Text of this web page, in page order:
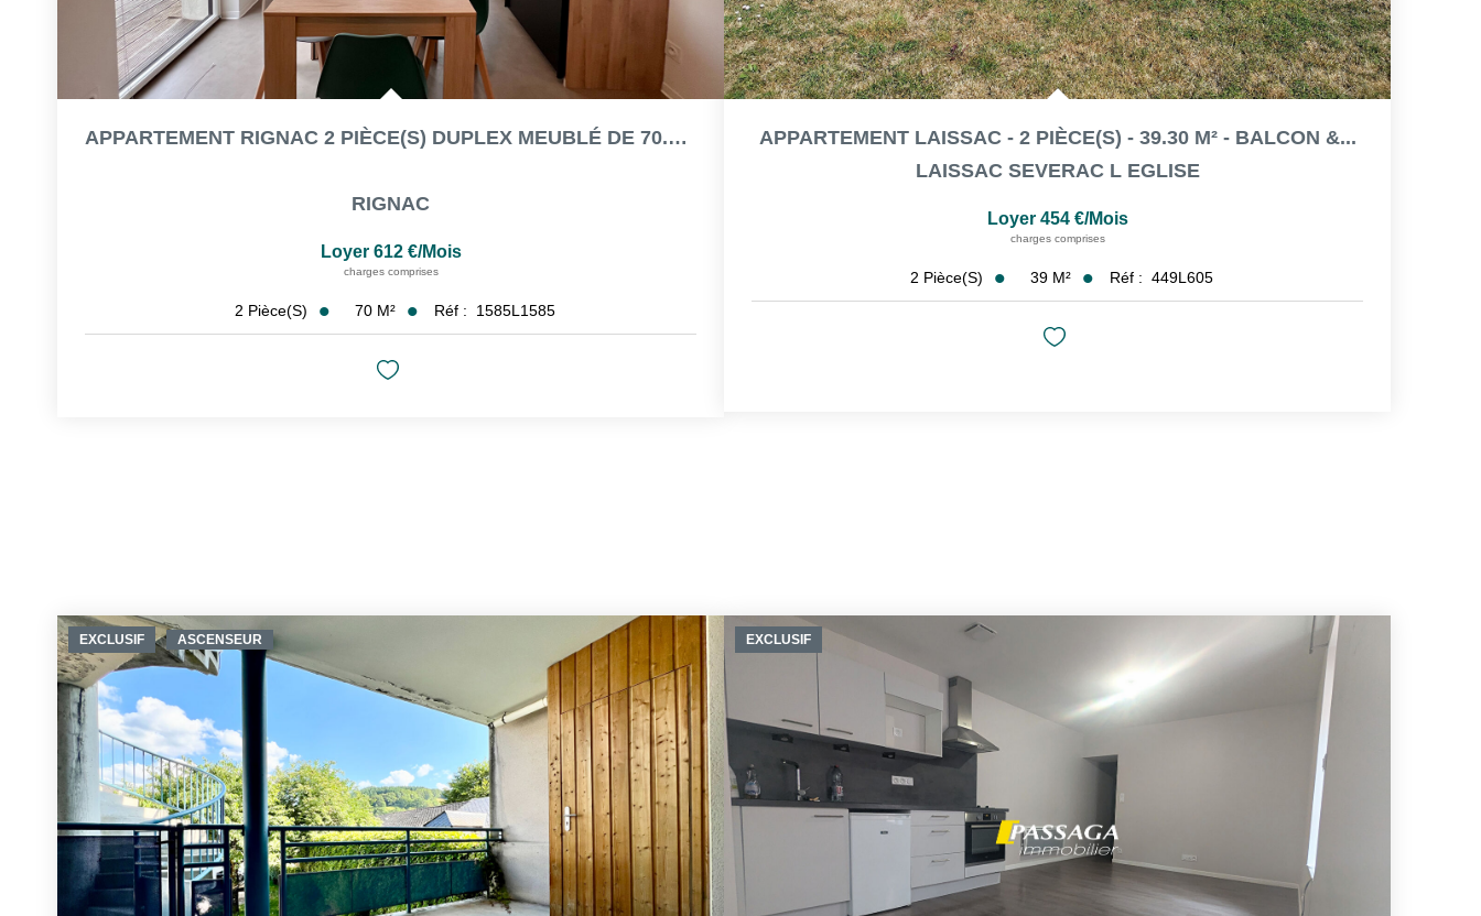
APPARTEMENT RIGNAC 2 PIÈCE(S) DUPLEX MEUBLÉ DE 70.30 M² -...
RIGNAC
Loyer 612 €/mois
charges comprises
2 Pièce(s) 70 M² Réf : 1585L1585
APPARTEMENT LAISSAC - 2 PIÈCE(S) - 39.30 M² - BALCON &...
LAISSAC SEVERAC L EGLISE
Loyer 454 €/mois
charges comprises
2 Pièce(s) 39 M² Réf : 449L605
EXCLUSIF ASCENSEUR EXCLUSIF